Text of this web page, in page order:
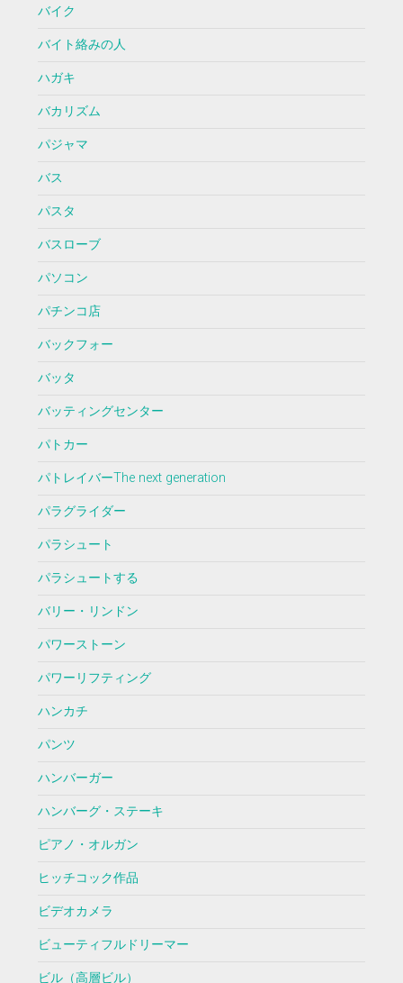
バイク
バイト絡みの人
ハガキ
バカリズム
パジャマ
バス
パスタ
バスローブ
パソコン
パチンコ店
バックフォー
バッタ
バッティングセンター
パトカー
パトレイバーThe next generation
パラグライダー
パラシュート
パラシュートする
バリー・リンドン
パワーストーン
パワーリフティング
ハンカチ
パンツ
ハンバーガー
ハンバーグ・ステーキ
ピアノ・オルガン
ヒッチコック作品
ビデオカメラ
ビューティフルドリーマー
ビル（高層ビル）